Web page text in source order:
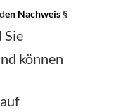
den Nachweis§
Sie
können